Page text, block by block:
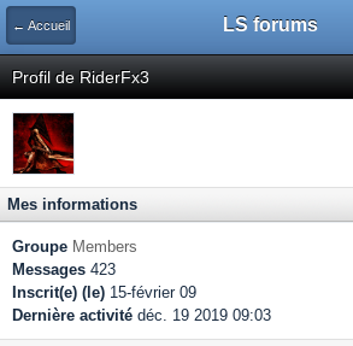
← Accueil LS forums
Profil de RiderFx3
Mes informations
Groupe Members
Messages 423
Inscrit(e) (le) 15-février 09
Dernière activité déc. 19 2019 09:03